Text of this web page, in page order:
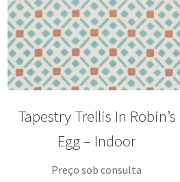
Tapestry Trellis In Robin’s
Egg – Indoor
Preço sob consulta